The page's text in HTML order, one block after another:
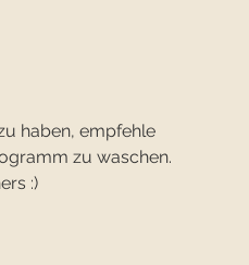
haben, empfehle
zu waschen.
:)